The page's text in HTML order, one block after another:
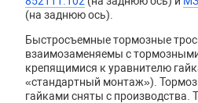
(на заднюю ось).
Быстросъемные тормозные
взаимозаменяемы с
крепящимися к уравнителю
«стандартный монтаж»).
гайками сняты с производства.